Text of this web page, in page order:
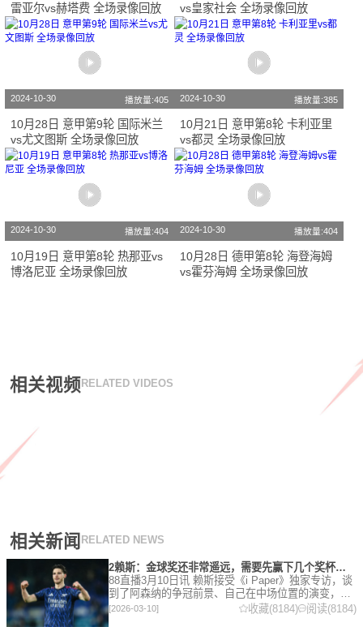
雷亚尔vs赫塔费 全场录像回放
vs皇家社会 全场录像回放
2024-10-30 播放量:405
10月28日 意甲第9轮 国际米兰
vs尤文图斯 全场录像回放
2024-10-30 播放量:385
10月21日 意甲第8轮 卡利亚里
vs都灵 全场录像回放
2024-10-30 播放量:404
10月19日 意甲第8轮 热那亚vs
博洛尼亚 全场录像回放
2024-10-30 播放量:404
10月28日 德甲第8轮 海登海姆
vs霍芬海姆 全场录像回放
相关视频 RELATED VIDEOS
相关新闻 RELATED NEWS
2赖斯：金球奖还非常遥远，需要先赢下几个奖杯，专注当下好好踢球
88直播3月10日讯 赖斯接受《i Paper》独家专访，谈
到了阿森纳的争冠前景、自己在中场位置的演变，以
及对自己被提名金球奖的看法。 任意球 赖斯：“我们
有一项非常擅长的技能——这背后付出了巨大努力
[2026-03-10] 收藏(8184) 阅读(8184)